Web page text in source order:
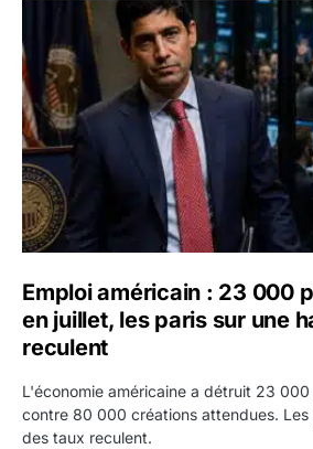
Emploi américain : 23 000
Emploi américain : 23 000
en juillet, les paris sur une
reculent
L'économie américaine a détruit 23 000
contre 80 000 créations attendues. Les
des taux reculent.